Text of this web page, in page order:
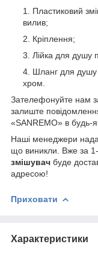
Пластиковий
вилив;
Кріплення;
Лійка для душу
Шланг для душу
хром.
Зателефонуйте нам
залиште
«SANREMO» в будь-
Наші менеджери
що виникли. Вже за
змішувач буде
адресою!
Приховати
Характеристики